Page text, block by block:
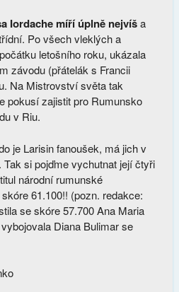
Iordache míří úplně nejvíša
Po všech vleklých a
letošního roku, ukázala
závodu (přátelák s Francii
Na Mistrovství světa tak
pokusí zajistit pro Rumunsko
v Riu.
je Larisin fanoušek, má jich v
si pojďme vychutnat její čtyři
národní rumunské
61.100!! (pozn. redakce:
se skóre 57.700 Ana Maria
Diana Bulimar se